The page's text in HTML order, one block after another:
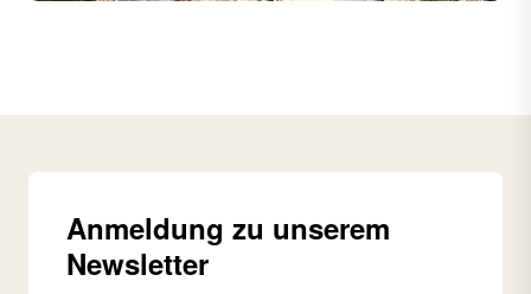
Anmeldung zu unserem
Newsletter